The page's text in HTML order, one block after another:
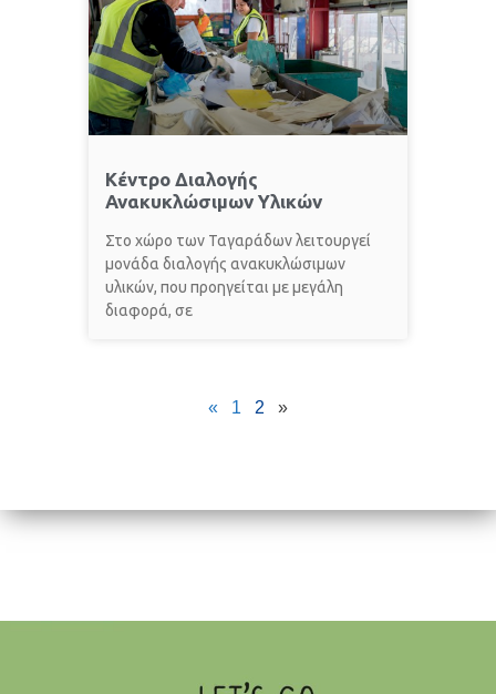
Κέντρο Διαλογής
Ανακυκλώσιμων Υλικών
Στο χώρο των Ταγαράδων λειτουργεί
μονάδα διαλογής ανακυκλώσιμων
υλικών, που προηγείται με μεγάλη
διαφορά, σε
« 1 2 »